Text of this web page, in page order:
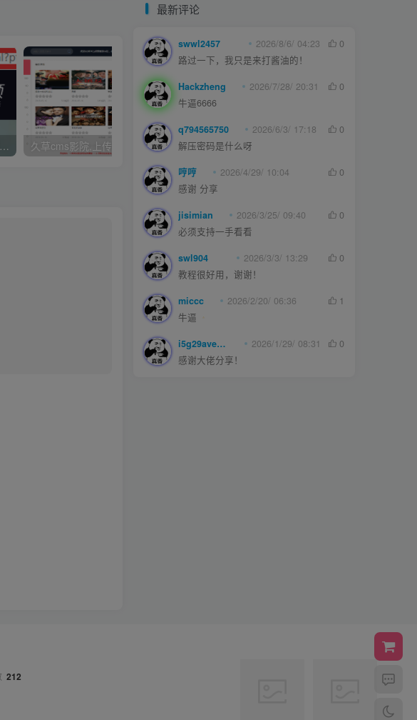
全网最全vip视频在线解析接口收藏分享 久草cms影院,上传即用的x站影视系统 joe模板撰写新文章短代码
最新评论
swwl2457 2026/8/6/ 04:23
0
路过一下，我只是来打酱油的！
Hackzheng 2026/7/28/ 20:31
0
牛逼6666
q794565750 2026/6/3/ 17:18
0
解压密码是什么呀
哼哼 2026/4/29/ 10:04
0
感谢 分享
jisimian 2026/3/25/ 09:40
0
必须支持一手看看
swl904 2026/3/3/ 13:29
0
教程很好用，谢谢！
miccc 2026/2/20/ 06:36
1
牛逼
i5g29ave0m 2026/1/29/ 08:31
0
感谢大佬分享！
212